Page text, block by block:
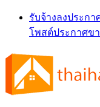
Skip
content
รับจ้างลงประก
โพสต์ประกาศข